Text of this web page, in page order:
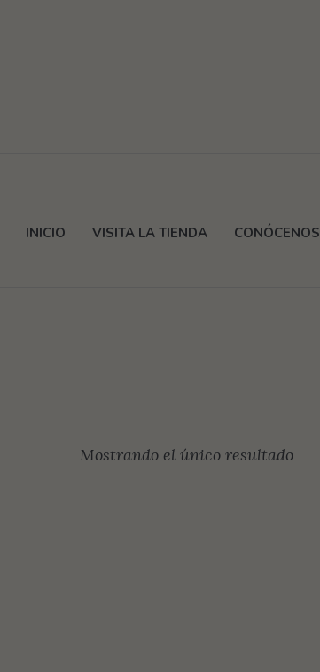
INICIO VISITA LA TIENDA CONÓCENOS
Mostrando el único resultado